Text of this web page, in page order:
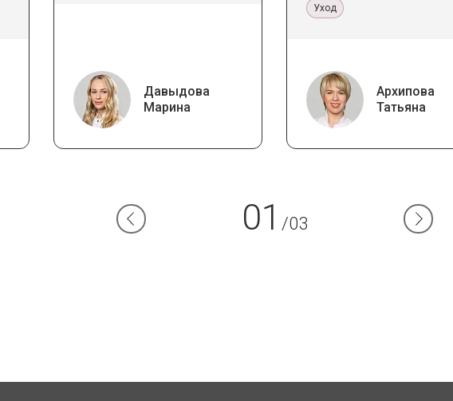
Давыдова
Марина
Уход
Архипова
Татьяна
01 /03